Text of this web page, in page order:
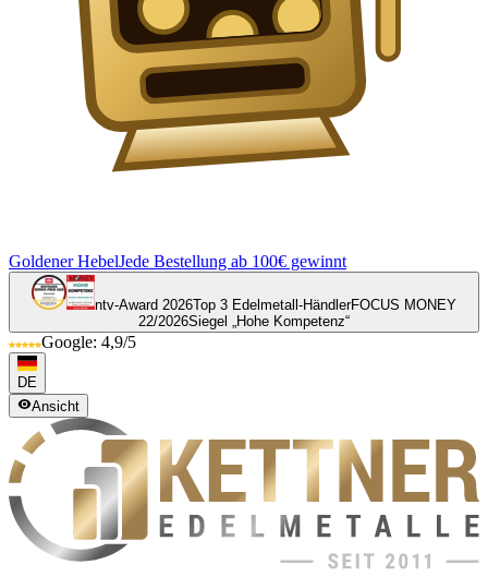
Goldener HebelJede Bestellung ab 100€ gewinnt
ntv-Award 2026Top 3 Edelmetall-HändlerFOCUS MONEY
22/2026Siegel „Hohe Kompetenz“
Google: 4,9/5
DE
Ansicht